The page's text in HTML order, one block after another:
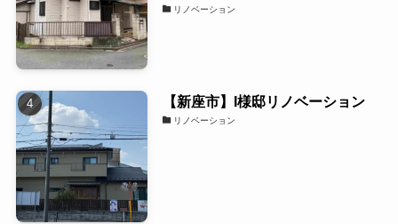
リノベーション
【新座市】I様邸リノベーション
リノベーション